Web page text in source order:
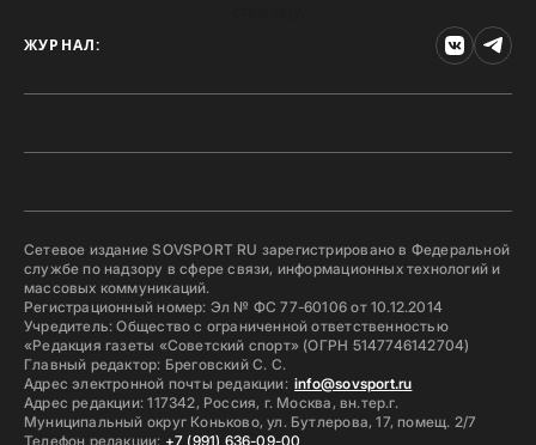
ЖУРНАЛ:
Сетевое издание SOVSPORT RU зарегистрировано в Федеральной
службе по надзору в сфере связи, информационных технологий и
массовых коммуникаций.
Регистрационный номер: Эл № ФС 77-60106 от 10.12.2014
Учредитель: Общество с ограниченной ответственностью
«Редакция газеты «Советский спорт» (ОГРН 5147746142704)
Главный редактор: Бреговский С. С.
Адрес электронной почты редакции: info@sovsport.ru
Адрес редакции: 117342, Россия, г. Москва, вн.тер.г.
Муниципальный округ Коньково, ул. Бутлерова, 17, помещ. 2/7
Телефон редакции: +7 (991) 636-09-00